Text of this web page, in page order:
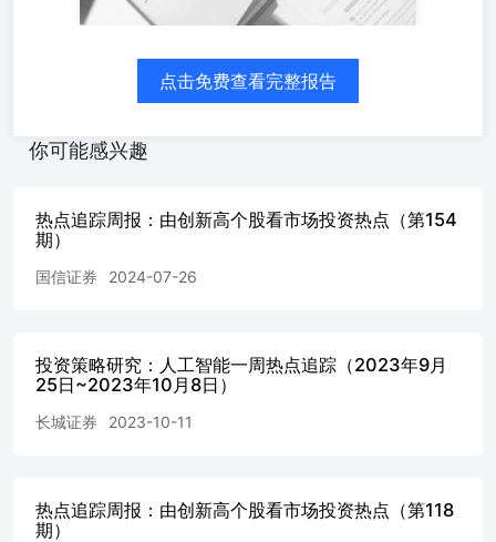
失概不负责。 本报告并不提供量身定制的投资建议。报告
团队建议投资者应独立评估特定的投资和战略，并鼓励投资
者征求专业财务顾问的意见。具体的投资或战略是否恰当取
决于投资者自身的状况和目标。 版权声明：（c）本报告版
经国都期货有限公司书面许可，任何人不得以电子、机械、
能将受到法律起诉，并承担与之相关的所有损失赔偿和法律
期货期待与您携手，共创财富未来！
点击免费查看完整报告
你可能感兴趣
热点追踪周报：由创新高个股看市场投资热点（第154
期）
国信证券 2024-07-26
投资策略研究：人工智能一周热点追踪（2023年9月
25日~2023年10月8日）
长城证券 2023-10-11
热点追踪周报：由创新高个股看市场投资热点（第118
期）